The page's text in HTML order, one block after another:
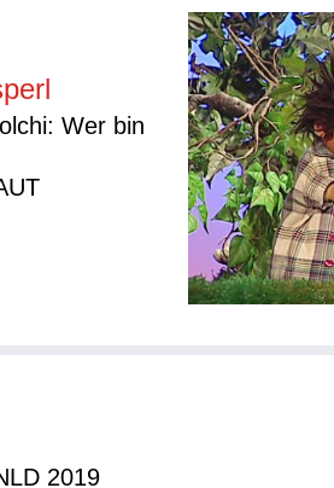
Wer bin
2019